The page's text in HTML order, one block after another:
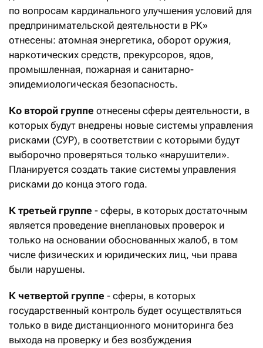
по вопросам кардинального улучшения условий для
предпринимательской деятельности в РК»
отнесены: атомная энергетика, оборот оружия,
наркотических средств, прекурсоров, ядов,
промышленная, пожарная и санитарно-
эпидемиологическая безопасность.
Ко второй группе отнесены сферы деятельности, в
которых будут внедрены новые системы управления
рисками (СУР), в соответствии с которыми будут
выборочно проверяться только «нарушители».
Планируется создать такие системы управления
рисками до конца этого года.
К третьей группе - сферы, в которых достаточным
является проведение внеплановых проверок и
только на основании обоснованных жалоб, в том
числе физических и юридических лиц, чьи права
были нарушены.
К четвертой группе - сферы, в которых
государственный контроль будет осуществляться
только в виде дистанционного мониторинга без
выхода на проверку и без возбуждения